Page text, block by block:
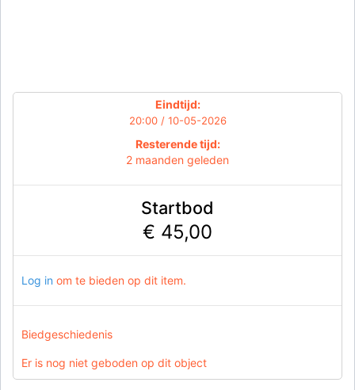
Eindtijd:
20:00 / 10-05-2026
Resterende tijd:
2 maanden geleden
Startbod
€ 45,00
Log in om te bieden op dit item.
Biedgeschiedenis
Er is nog niet geboden op dit object